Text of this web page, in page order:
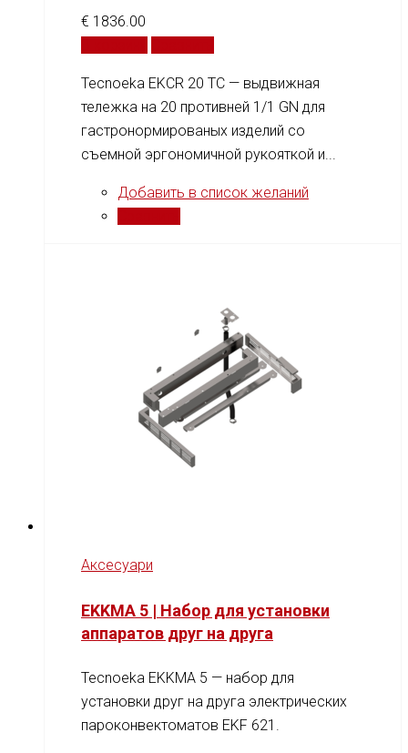
€ 1836.00
Tecnoeka EKCR 20 TC — выдвижная
тележка на 20 противней 1/1 GN для
гастронормированых изделий со
съемной эргономичной рукояткой и...
Добавить в список желаний
Аксесуари
EKKMA 5 | Набор для установки
аппаратов друг на друга
Tecnoeka EKKMA 5 — набор для
установки друг на друга электрических
пароконвектоматов EKF 621.